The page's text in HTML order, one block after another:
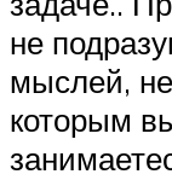
не
мыслей,
которым